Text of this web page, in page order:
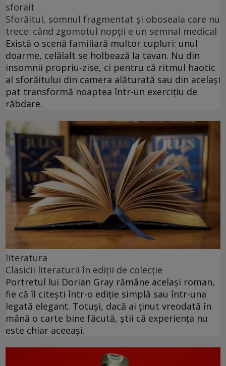
sforait
Sforăitul, somnul fragmentat și oboseala care nu
trece: când zgomotul nopții e un semnal medical
Există o scenă familiară multor cupluri: unul
doarme, celălalt se holbează la tavan. Nu din
insomnii propriu-zise, ci pentru că ritmul haotic
al sforăitului din camera alăturată sau din același
pat transformă noaptea într-un exercițiu de
răbdare.
literatura
Clasicii literaturii în ediții de colecție
Portretul lui Dorian Gray rămâne același roman,
fie că îl citești într-o ediție simplă sau într-una
legată elegant. Totuși, dacă ai ținut vreodată în
mână o carte bine făcută, știi că experiența nu
este chiar aceeași.